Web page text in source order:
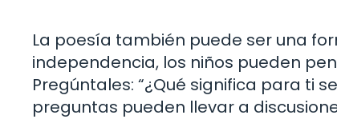
La poesía también puede ser una
independencia, los niños pueden
Pregúntales: “¿Qué significa para ti
preguntas pueden llevar a